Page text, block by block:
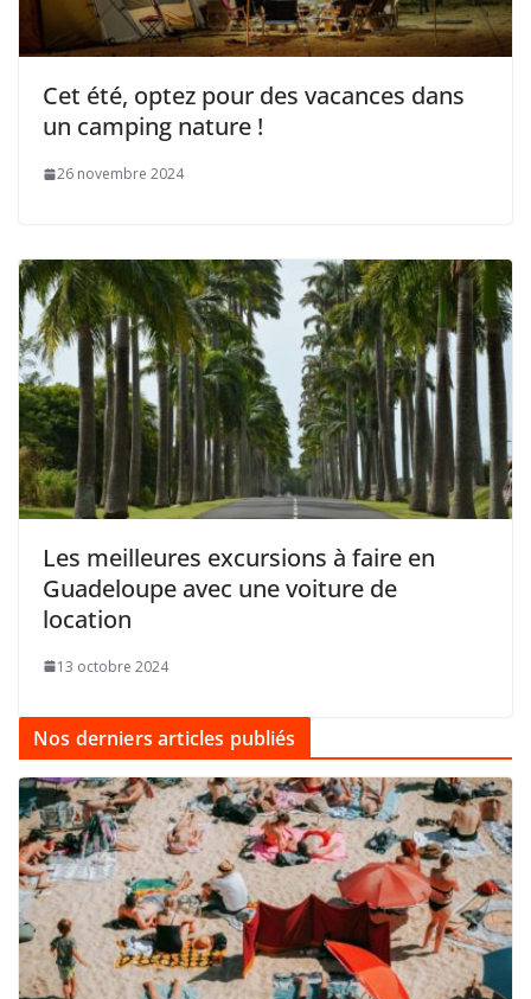
Cet été, optez pour des vacances dans
un camping nature !
26 novembre 2024
Les meilleures excursions à faire en
Guadeloupe avec une voiture de
location
13 octobre 2024
Nos derniers articles publiés